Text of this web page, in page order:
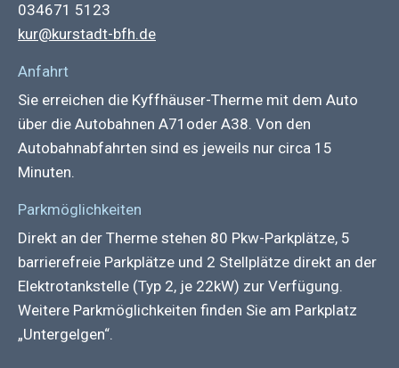
034671 5123
kur@kurstadt-bfh.de
Anfahrt
Sie erreichen die Kyffhäuser-Therme mit dem Auto
über die Autobahnen A71oder A38. Von den
Autobahnabfahrten sind es jeweils nur circa 15
Minuten.
Parkmöglichkeiten
Direkt an der Therme stehen 80 Pkw-Parkplätze, 5
barrierefreie Parkplätze und 2 Stellplätze direkt an der
Elektrotankstelle (Typ 2, je 22kW) zur Verfügung.
Weitere Parkmöglichkeiten finden Sie am Parkplatz
„Untergelgen“.